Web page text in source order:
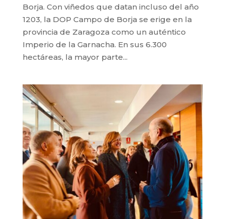
Borja. Con viñedos que datan incluso del año
1203, la DOP Campo de Borja se erige en la
provincia de Zaragoza como un auténtico
Imperio de la Garnacha. En sus 6.300
hectáreas, la mayor parte...